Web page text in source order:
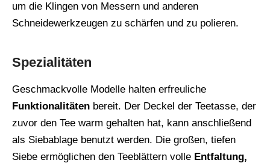
um die Klingen von Messern und anderen
Schneidewerkzeugen zu schärfen und zu polieren.
Spezialitäten
Geschmackvolle Modelle halten erfreuliche
Funktionalitäten bereit. Der Deckel der Teetasse, der
zuvor den Tee warm gehalten hat, kann anschließend
als Siebablage benutzt werden. Die großen, tiefen
Siebe ermöglichen den Teeblättern volle Entfaltung,